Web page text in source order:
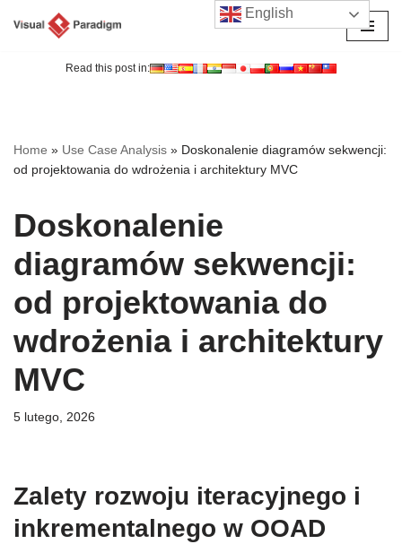
Read this post in:
Home » Use Case Analysis » Doskonalenie diagramów sekwencji:
od projektowania do wdrożenia i architektury MVC
Doskonalenie
diagramów sekwencji:
od projektowania do
wdrożenia i architektury
MVC
5 lutego, 2026
Zalety rozwoju iteracyjnego i
inkrementalnego w OOAD
English